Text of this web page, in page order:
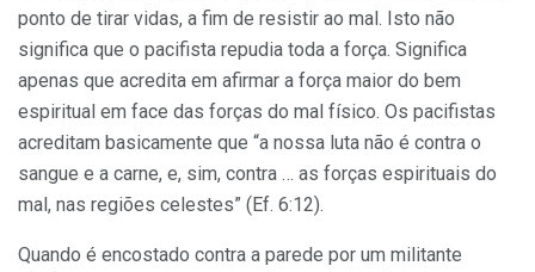
ponto de tirar vidas, a fim de resistir ao mal. Isto não
significa que o pacifista repudia toda a força. Significa
apenas que acredita em afirmar a força maior do bem
espiritual em face das forças do mal físico. Os pacifistas
acreditam basicamente que “a nossa luta não é contra o
sangue e a carne, e, sim, contra … as forças espirituais do
mal, nas regiões celestes” (Ef. 6:12).
Quando é encostado contra a parede por um militante